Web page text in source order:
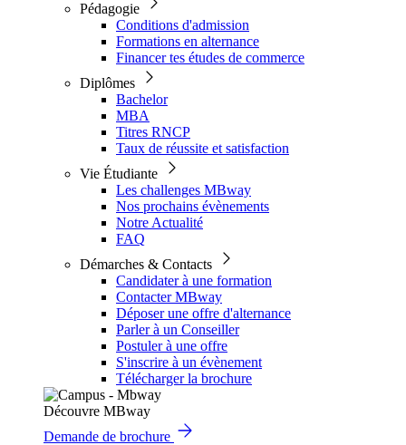
Pédagogie
Conditions d'admission
Formations en alternance
Financer tes études de commerce
Diplômes
Bachelor
MBA
Titres RNCP
Taux de réussite et satisfaction
Vie Étudiante
Les challenges MBway
Nos prochains évènements
Notre Actualité
FAQ
Démarches & Contacts
Candidater à une formation
Contacter MBway
Déposer une offre d'alternance
Parler à un Conseiller
Postuler à une offre
S'inscrire à un évènement
Télécharger la brochure
Découvre MBway
Demande de brochure